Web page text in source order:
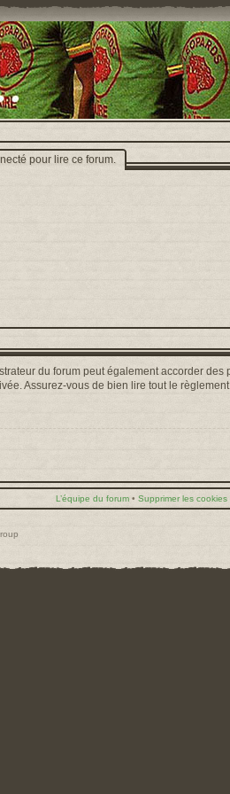
pour lire ce forum.
du forum peut également accorder
Assurez-vous de bien lire tout le
L’équipe du forum • Supprimer les cookies